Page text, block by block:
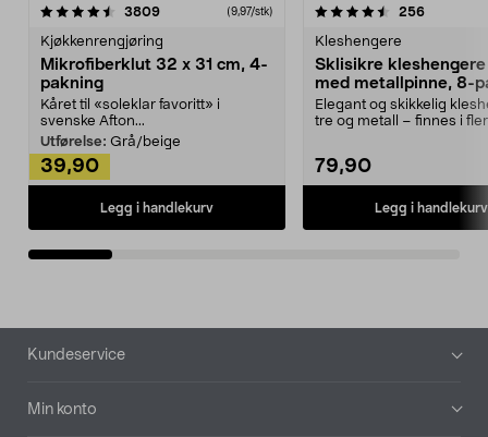
3809anmeldelser(9,97/stk)
Kjøkkenrengjøring
Mikrofiberklut 32 x 31 cm, 4-
pakning
Kåret til «soleklar favoritt» i
svenske Afton...
Utførelse: Grå/beige
39,90
Legg i handlekurv
4.5av 5 stjerner 256
Kleshengere
Sklisikre
med metallpinne, 8-
Elegant og skikkelig
tre og metall – finnes i
79,90
Legg i handlekurv
4.5av 5 stjerner
Bunntekst
Kundeservice
Min konto